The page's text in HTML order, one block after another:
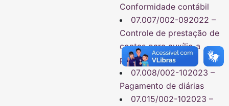
Conformidade contábil
07.007/002-092022 –
Controle de prestação de
contas para auxílio a
pesquisadores
07.008/002-102023 –
Pagamento de diárias
07.015/002-102023 –